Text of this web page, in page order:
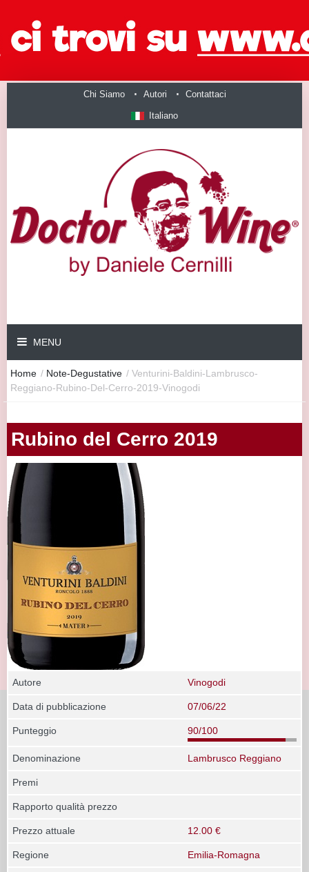
Chi Siamo Autori Contattaci
Italiano
MENU
Home / Note-Degustative / Venturini-Baldini-Lambrusco-
Reggiano-Rubino-Del-Cerro-2019-Vinogodi
Rubino del Cerro 2019
Autore Vinogodi
Data di pubblicazione 07/06/22
Punteggio 90/100
Denominazione Lambrusco Reggiano
Premi
Rapporto qualità prezzo
Prezzo attuale 12.00 €
Regione Emilia-Romagna